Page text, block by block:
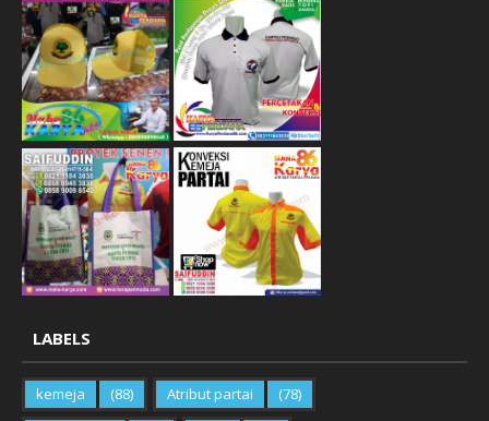
LABELS
kemeja (88) Atribut partai
(78)